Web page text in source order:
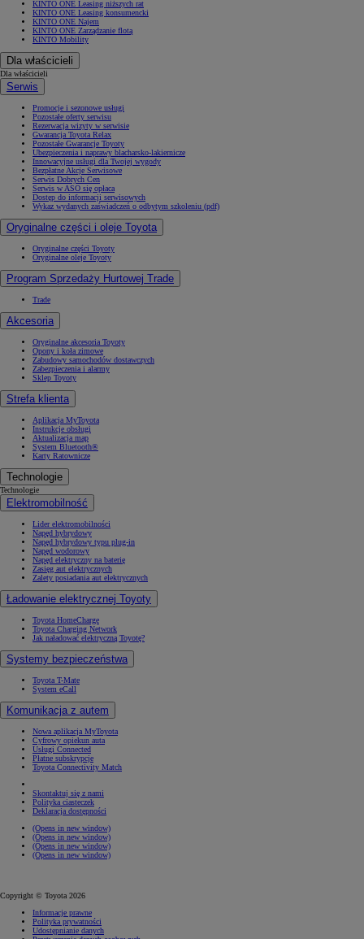
KINTO ONE Leasing niższych rat
KINTO ONE Leasing konsumencki
KINTO ONE Najem
KINTO ONE Zarządzanie flotą
KINTO Mobility
Dla właścicieli
Dla właścicieli
Serwis
Promocje i sezonowe usługi
Pozostałe oferty serwisu
Rezerwacja wizyty w serwisie
Gwarancja Toyota Relax
Pozostałe Gwarancje Toyoty
Ubezpieczenia i naprawy blacharsko-lakiernicze
Innowacyjne usługi dla Twojej wygody
Bezpłatne Akcje Serwisowe
Serwis Dobrych Cen
Serwis w ASO się opłaca
Dostęp do informacji serwisowych
Wykaz wydanych zaświadczeń o odbytym szkoleniu (pdf)
Oryginalne części i oleje Toyota
Oryginalne części Toyoty
Oryginalne oleje Toyoty
Program Sprzedaży Hurtowej Trade
Trade
Akcesoria
Oryginalne akcesoria Toyoty
Opony i koła zimowe
Zabudowy samochodów dostawczych
Zabezpieczenia i alarmy
Sklep Toyoty
Strefa klienta
Aplikacja MyToyota
Instrukcje obsługi
Aktualizacja map
System Bluetooth®
Karty Ratownicze
Technologie
Technologie
Elektromobilność
Lider elektromobilności
Napęd hybrydowy
Napęd hybrydowy typu plug-in
Napęd wodorowy
Napęd elektryczny na baterię
Zasięg aut elektrycznych
Zalety posiadania aut elektrycznych
Ładowanie elektrycznej Toyoty
Toyota HomeCharge
Toyota Charging Network
Jak naładować elektryczną Toyotę?
Systemy bezpieczeństwa
Toyota T-Mate
System eCall
Komunikacja z autem
Nowa aplikacja MyToyota
Cyfrowy opiekun auta
Usługi Connected
Płatne subskrypcje
Toyota Connectivity Match
Skontaktuj się z nami
Polityka ciasteczek
Deklaracja dostępności
(Opens in new window)
(Opens in new window)
(Opens in new window)
(Opens in new window)
Copyright © Toyota 2026
Informacje prawne
Polityka prywatności
Udostępnianie danych